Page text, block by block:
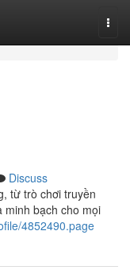
Discuss
từ trò chơi truyền
minh bạch cho mọi
4852490.page